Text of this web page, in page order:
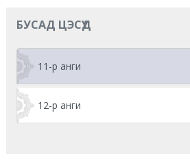
БУСАД ЦЭСҮҮД
11-р анги
12-р анги